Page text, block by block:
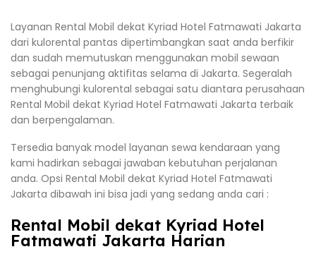
Layanan Rental Mobil dekat Kyriad Hotel Fatmawati Jakarta
dari kulorental pantas dipertimbangkan saat anda berfikir
dan sudah memutuskan menggunakan mobil sewaan
sebagai penunjang aktifitas selama di Jakarta. Segeralah
menghubungi kulorental sebagai satu diantara perusahaan
Rental Mobil dekat Kyriad Hotel Fatmawati Jakarta terbaik
dan berpengalaman.
Tersedia banyak model layanan sewa kendaraan yang
kami hadirkan sebagai jawaban kebutuhan perjalanan
anda. Opsi Rental Mobil dekat Kyriad Hotel Fatmawati
Jakarta dibawah ini bisa jadi yang sedang anda cari :
Rental Mobil dekat Kyriad Hotel
Fatmawati Jakarta Harian